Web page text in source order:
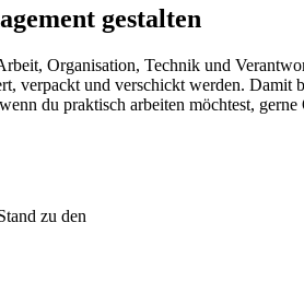
gestalten
Organisation, Technik und
verpackt und verschickt werden.
du praktisch arbeiten möchtest,
zu den